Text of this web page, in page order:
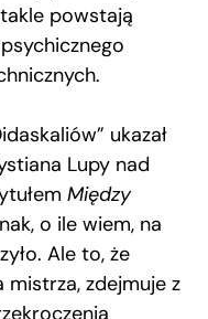
powstają
ukazał
Lupy nad
Między
o ile wiem, na
Ale to, że
mistrza, zdejmuje z